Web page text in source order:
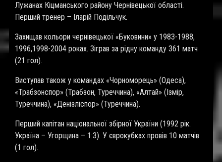
Лужанах Кіцманського району Чернівецької області.
Перший тренер – Іларій Подільчук.
Захищав кольори чернівецької «Буковини» у 1983-1988,
1996,1998-2004 роках. Зіграв за рідну команду 361 матч
(21 гол).
Виступав також у командах «Чорноморець» (Одеса),
«Трабзонспор» (Трабзон, Туреччина), «Алтай» (Ізмір,
Туреччина), «Денізліспор» (Туреччина).
Перший капітан національної збірної України (1992 рік.
Україна – Угорщина – 1:3). У єврокубках провів 10 матчів
(1 гол).